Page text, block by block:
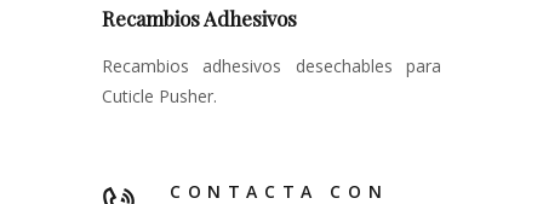
Recambios Adhesivos
Recambios adhesivos desechables para
Cuticle Pusher.
CONTACTA CON